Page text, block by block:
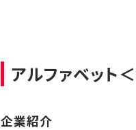
アルファベット
企業紹介